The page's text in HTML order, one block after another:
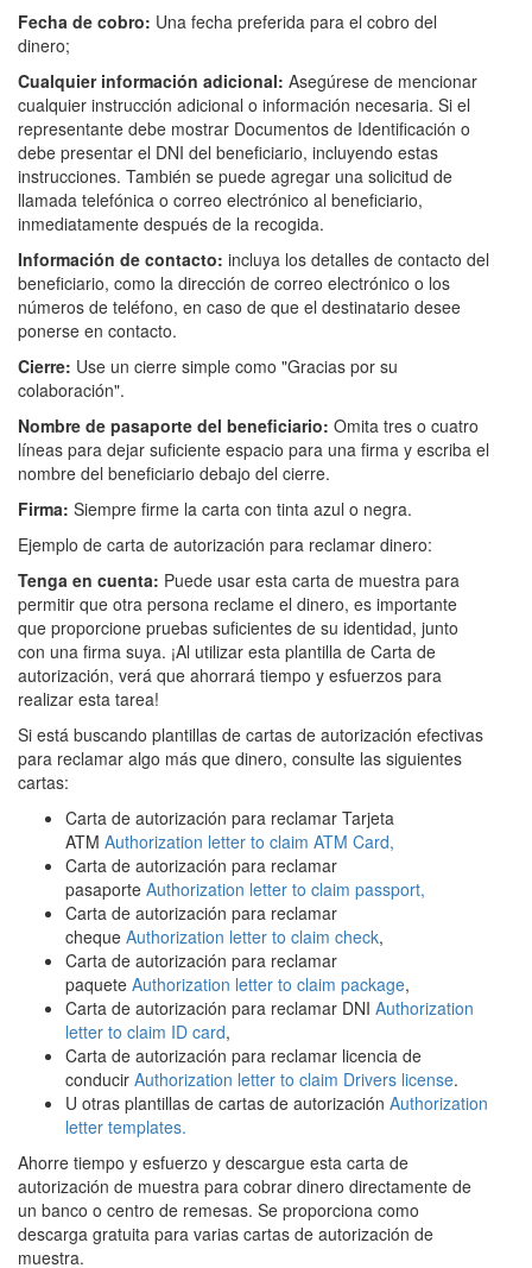
Fecha de cobro: Una fecha preferida para el cobro del
dinero;
Cualquier información adicional: Asegúrese de mencionar
cualquier instrucción adicional o información necesaria. Si el
representante debe mostrar Documentos de Identificación o
debe presentar el DNI del beneficiario, incluyendo estas
instrucciones. También se puede agregar una solicitud de
llamada telefónica o correo electrónico al beneficiario,
inmediatamente después de la recogida.
Información de contacto: incluya los detalles de contacto del
beneficiario, como la dirección de correo electrónico o los
números de teléfono, en caso de que el destinatario desee
ponerse en contacto.
Cierre: Use un cierre simple como "Gracias por su
colaboración".
Nombre de pasaporte del beneficiario: Omita tres o cuatro
líneas para dejar suficiente espacio para una firma y escriba el
nombre del beneficiario debajo del cierre.
Firma: Siempre firme la carta con tinta azul o negra.
Ejemplo de carta de autorización para reclamar dinero:
Tenga en cuenta: Puede usar esta carta de muestra para
permitir que otra persona reclame el dinero, es importante
que proporcione pruebas suficientes de su identidad, junto
con una firma suya. ¡Al utilizar esta plantilla de Carta de
autorización, verá que ahorrará tiempo y esfuerzos para
realizar esta tarea!
Si está buscando plantillas de cartas de autorización efectivas
para reclamar algo más que dinero, consulte las siguientes
cartas:
Carta de autorización para reclamar Tarjeta
ATM Authorization letter to claim ATM Card,
Carta de autorización para reclamar
pasaporte Authorization letter to claim passport,
Carta de autorización para reclamar
cheque Authorization letter to claim check,
Carta de autorización para reclamar
paquete Authorization letter to claim package,
Carta de autorización para reclamar DNI Authorization
letter to claim ID card,
Carta de autorización para reclamar licencia de
conducir Authorization letter to claim Drivers license.
U otras plantillas de cartas de autorización Authorization
letter templates.
Ahorre tiempo y esfuerzo y descargue esta carta de
autorización de muestra para cobrar dinero directamente de
un banco o centro de remesas. Se proporciona como
descarga gratuita para varias cartas de autorización de
muestra.